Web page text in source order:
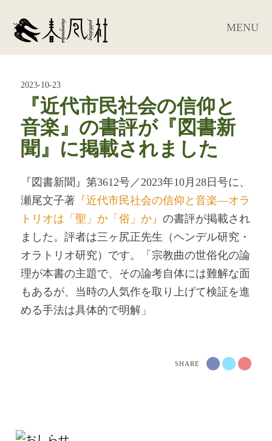
MENU
2023-10-23
『近代市民社会の信仰と
音楽』の書評が『図書新
聞』に掲載されました
『図書新聞』第3612号／2023年10月28日号に、
瀬尾文子著 『近代市民社会の信仰と音楽―オラ
トリオは「聖」か「俗」か』の書評が掲載され
ました。評者は三ヶ尻正先生（ヘンデル研究・
オラトリオ研究）です。「宗教曲の世俗化の論
理が本書の主題で、その論考自体には難解な面
もあるが、当時の人気作を取り上げて検証を進
める手法は具体的で明解」
SHARE